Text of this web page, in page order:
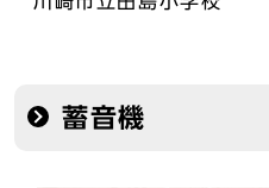
蓄音機